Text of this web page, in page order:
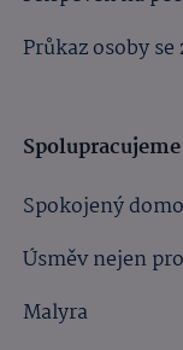
Průkaz osoby
Spolupracujeme
Spokojený
Úsměv nejen
Malyra